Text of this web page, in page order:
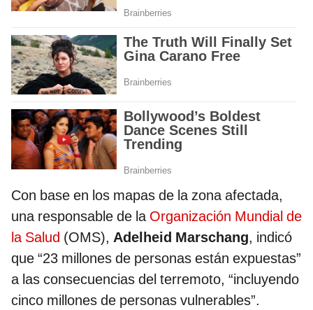
Con base en los mapas de la zona afectada,
una responsable de la Organización Mundial de
la Salud (OMS), Adelheid Marschang, indicó
que “23 millones de personas están expuestas”
a las consecuencias del terremoto, “incluyendo
cinco millones de personas vulnerables”.